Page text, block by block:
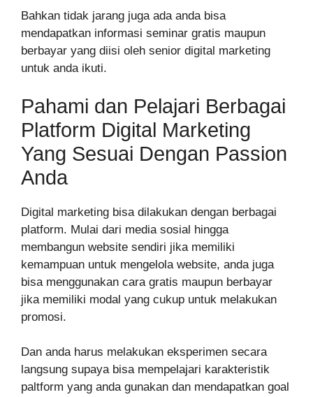
Bahkan tidak jarang juga ada anda bisa
mendapatkan informasi seminar gratis maupun
berbayar yang diisi oleh senior digital marketing
untuk anda ikuti.
Pahami dan Pelajari Berbagai
Platform Digital Marketing
Yang Sesuai Dengan Passion
Anda
Digital marketing bisa dilakukan dengan berbagai
platform. Mulai dari media sosial hingga
membangun website sendiri jika memiliki
kemampuan untuk mengelola website, anda juga
bisa menggunakan cara gratis maupun berbayar
jika memiliki modal yang cukup untuk melakukan
promosi.
Dan anda harus melakukan eksperimen secara
langsung supaya bisa mempelajari karakteristik
paltform yang anda gunakan dan mendapatkan goal